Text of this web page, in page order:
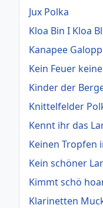
Jux Polka
Kloa Bin I Kloa
Kanapee Galopp
Kein Feuer
Kinder der
Knittelfelder
Kennt ihr das
Keinen Tropfen
Kein schöner
Kimmt schö
Klarinetten